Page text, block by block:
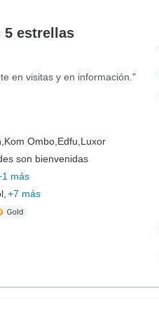
5 estrellas
en visitas y en información."
Kom Ombo, Edfu, Luxor
son bienvenidas
más
+7 más